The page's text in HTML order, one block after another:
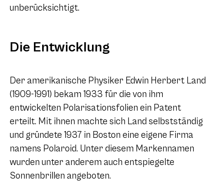
unberücksichtigt.
Die Entwicklung
Der amerikanische Physiker Edwin Herbert Land
(1909-1991) bekam 1933 für die von ihm
entwickelten Polarisationsfolien ein Patent
erteilt. Mit ihnen machte sich Land selbstständig
und gründete 1937 in Boston eine eigene Firma
namens Polaroid. Unter diesem Markennamen
wurden unter anderem auch entspiegelte
Sonnenbrillen angeboten.